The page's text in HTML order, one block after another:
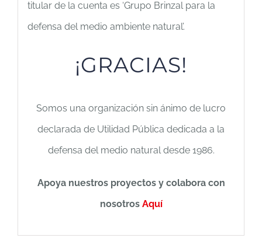
titular de la cuenta es ‘Grupo Brinzal para la
defensa del medio ambiente natural’.
¡GRACIAS!
Somos una organización sin ánimo de lucro
declarada de Utilidad Pública dedicada a la
defensa del medio natural desde 1986.
Apoya nuestros proyectos y colabora con
nosotros Aquí